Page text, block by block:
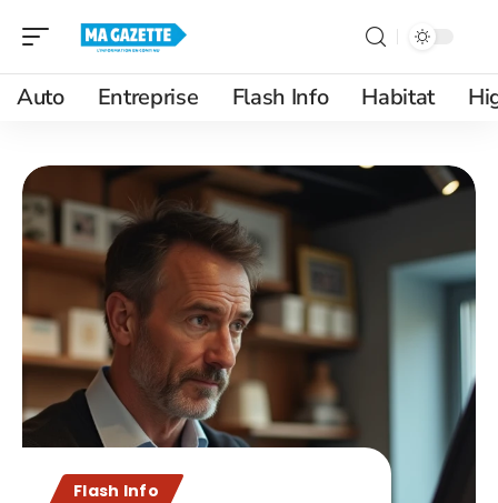
Auto Entreprise Flash Info Habitat
Flash Info